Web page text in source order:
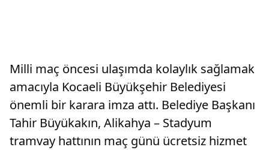
Milli maç öncesi ulaşımda kolaylık sağlamak
amacıyla Kocaeli Büyükşehir Belediyesi
önemli bir karara imza attı. Belediye Başkanı
Tahir Büyükakın, Alikahya – Stadyum
tramvay hattının maç günü ücretsiz hizmet